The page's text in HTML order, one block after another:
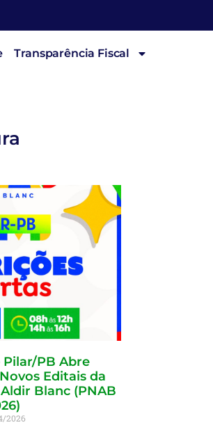
Transparência Fiscal
PB Abre
Editais da
Blanc (PNAB
2026